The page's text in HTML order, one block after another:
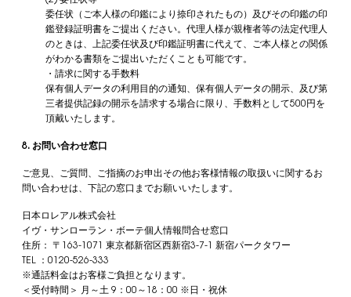
委任状（ご本人様の印鑑により捺印されたもの）及びその印鑑の印
鑑登録証明書をご提出ください。代理人様が親権者等の法定代理人
のときは、上記委任状及び印鑑証明書に代えて、ご本人様との関係
がわかる書類をご提出いただくことも可能です。
・請求に関する手数料
保有個人データの利用目的の通知、保有個人データの開示、及び第
三者提供記録の開示を請求する場合に限り、手数料として500円を
頂戴いたします。
8. お問い合わせ窓口
ご意見、ご質問、ご指摘のお申出その他お客様情報の取扱いに関するお
問い合わせは、下記の窓口までお願いいたします。
日本ロレアル株式会社
イヴ・サンローラン・ボーテ個人情報問合せ窓口
住所： 〒163-1071 東京都新宿区西新宿3-7-1 新宿パークタワー
TEL ：0120-526-333
※通話料金はお客様ご負担となります。
＜受付時間＞ 月～土 9：00～18：00 ※日・祝休